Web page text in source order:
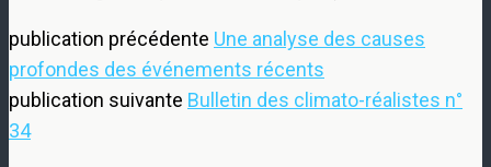
publication précédente Une analyse des causes
profondes des événements récents
publication suivante Bulletin des climato-réalistes n°
34